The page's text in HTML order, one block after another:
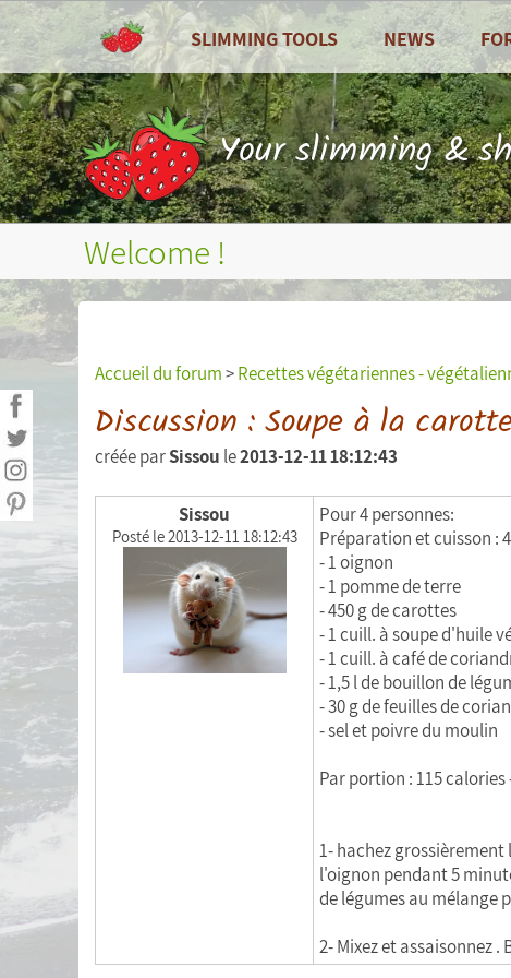
SLIMMING TOOLS
ALL
Dashboard
Calories counter
Food diary
Nutritional balance sheets
Measures (weight, waist
Personal goals
Calculating BMI
Shopping list
Menu of the week
Download my data
NEWS
All
Recipes
Zoom on ...
Seasonal fruits
Your slimming &
Welcome !
Accueil du forum>Recettes végétariennes -
Discussion : Soupe à la
créée parSissou le2013-12-11 18:12:43
Sissou
Posté le 2013-12-11 18:12:43
Pour 4 personnes:
Préparation et cuisson :
- 1 oignon
- 1 pomme de terre
- 450 g de carottes
- 1 cuill. à soupe d'huile
- 1 cuill. à café de
- 1,5 l de bouillon de
- 30 g de feuilles de
- sel et poivre du moulin
Par portion : 115 calories
1- hachez
l'oignon pendant 5
de légumes au mélange
2- Mixez et assaisonnez .